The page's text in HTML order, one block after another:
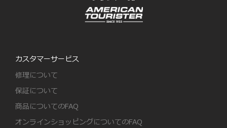
カスタマーサービス
修理について
保証について
商品についてのFAQ
オンラインショッピングについてのFAQ